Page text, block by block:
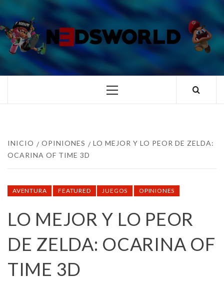
al
contenido
TUS ESPECIALISTAS EN NINTENDO
Menú
INICIO OPINIONES
LO MEJOR Y LO PEOR DE ZELDA:
OCARINA OF TIME 3D
AVENTURA FEATURED JUEGOS OPINIONES
LO MEJOR Y LO PEOR
DE ZELDA: OCARINA OF
TIME 3D